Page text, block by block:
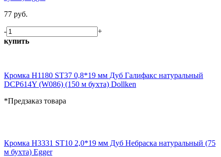
77 руб.
-
+
купить
Кромка H1180 ST37 0,8*19 мм Дуб Галифакс натуральный
DCP614Y (W086) (150 м бухта) Dollken
*Предзаказ товара
Кромка H3331 ST10 2,0*19 мм Дуб Небраска натуральный (75
м бухта) Egger